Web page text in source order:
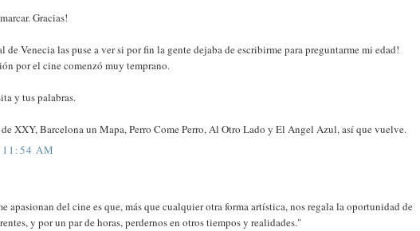
Gracias!
de Venecia las puse a ver si por fin la gente dejaba de escribirme para preguntarme mi edad!
por el cine comenzó muy temprano.
y tus palabras.
de XXY, Barcelona un Mapa, Perro Come Perro, Al Otro Lado y El Angel Azul, así que vuelve.
AM
apasionan del cine es que, más que cualquier otra forma artística, nos regala la oportunidad de
y por un par de horas, perdernos en otros tiempos y realidades."